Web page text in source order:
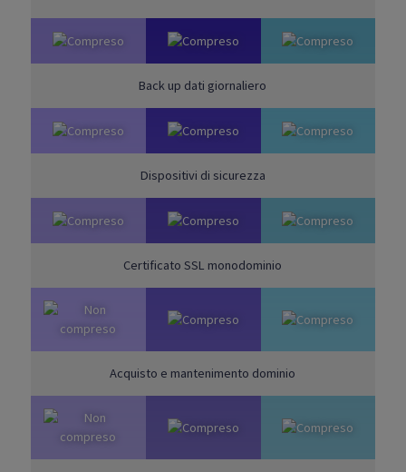
Back up dati giornaliero
Dispositivi di sicurezza
Certificato SSL monodominio
Acquisto e mantenimento dominio